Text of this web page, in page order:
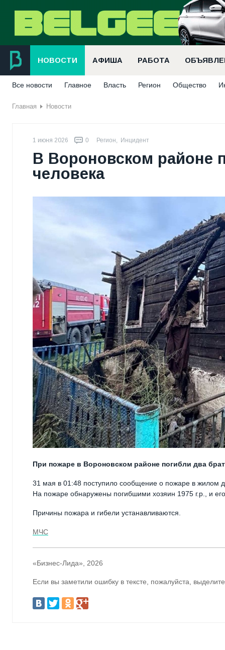
НОВОСТИ АФИША РАБОТА
Все новости Главное Власть Регион Общество
Главная Новости
1 июня 2026 0 Регион, Инцидент
В Вороновском районе
человека
При пожаре в Вороновском районе погибли два
31 мая в 01:48 поступило сообщение о пожаре в жилом
На пожаре обнаружены погибшими хозяин 1975 г.р., и
Причины пожара и гибели устанавливаются.
МЧС
«Бизнес-Лида», 2026
Если вы заметили ошибку в тексте, пожалуйста,